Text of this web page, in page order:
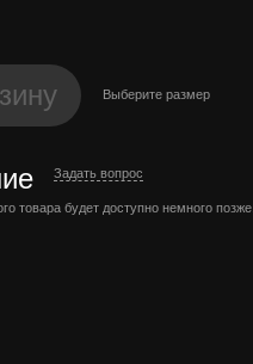
Выберите размер
Задать вопрос
товара будет доступно немного позже.